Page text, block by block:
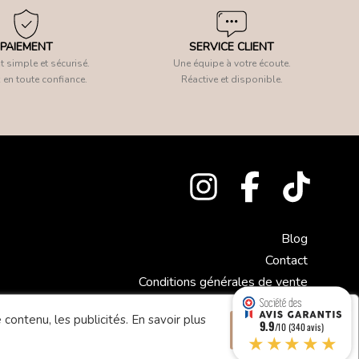
PAIEMENT
simple et sécurisé.
en toute confiance.
SERVICE CLIENT
Une équipe à votre écoute.
Réactive et disponible.
Blog
Contact
Conditions générales de vente
Mentions légales
les publicités. En savoir plus Accepter
9.9/10 (340 avis)
★★★★★